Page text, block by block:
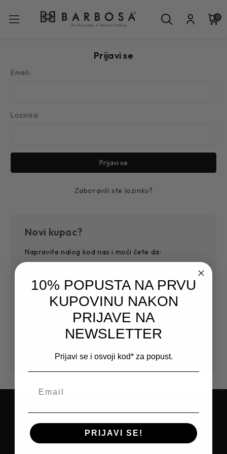
0
Prijavi se
Email:
Lozinka:
Zaboravili ste lozinku?
Novi kupac?
Napravite nalog kod nas i moći ćete da:
Sačuvajte više adresa za dostavu
Pristupite historiji narudžbi
Pratite nove narudžbe
Sačuvajte artikle na Vašoj listi želja
PRIJAVITE SE NA NEWSLETTER I
OSTVARITE
10% POPUSTA NA PRVU
KUPOVINU NAKON
PRIJAVE NA
NEWSLETTER
Prijavi se i osvoji kod* za popust.
PRIJAVI SE!